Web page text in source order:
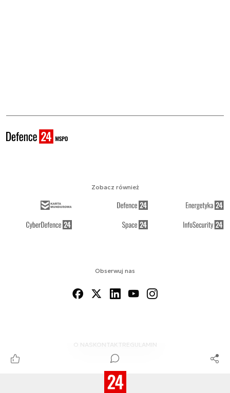
Obserwuj nas
O NAS KONTAKTREGULAMIN
Zobacz również
© 2012-2026 MSPO DEFENCE24